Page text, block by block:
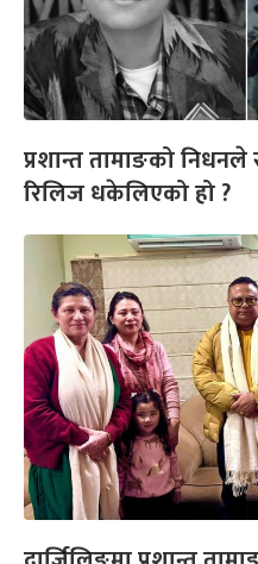
प्रशान्त तामाङको
रिलिज धकेलिएको हो ?